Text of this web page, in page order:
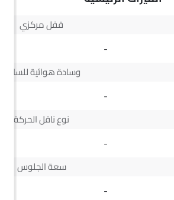
قفل مركزي
-
وسادة هوائية للسائق
-
نوع ناقل الحركة
-
سعة الجلوس
-